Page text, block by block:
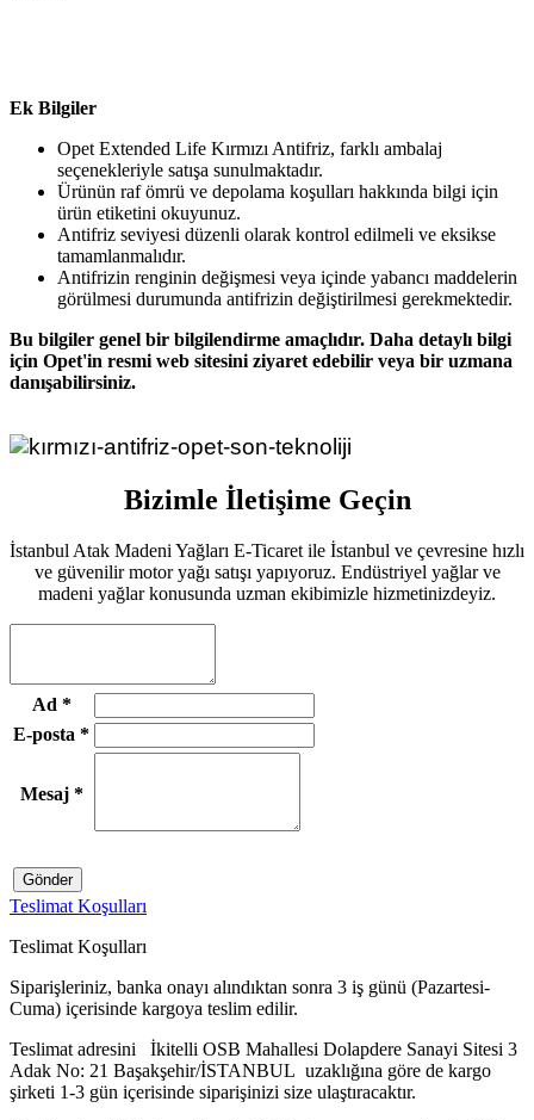
Ek Bilgiler
Opet Extended Life Kırmızı Antifriz, farklı ambalaj
seçenekleriyle satışa sunulmaktadır.
Ürünün raf ömrü ve depolama koşulları hakkında bilgi için
ürün etiketini okuyunuz.
Antifriz seviyesi düzenli olarak kontrol edilmeli ve eksikse
tamamlanmalıdır.
Antifrizin renginin değişmesi veya içinde yabancı maddelerin
görülmesi durumunda antifrizin değiştirilmesi gerekmektedir.
Bu bilgiler genel bir bilgilendirme amaçlıdır. Daha detaylı bilgi
için Opet'in resmi web sitesini ziyaret edebilir veya bir uzmana
danışabilirsiniz.
Bizimle İletişime Geçin
İstanbul Atak Madeni Yağları E-Ticaret ile İstanbul ve çevresine hızlı
ve güvenilir motor yağı satışı yapıyoruz. Endüstriyel yağlar ve
madeni yağlar konusunda uzman ekibimizle hizmetinizdeyiz.
Ad *
E-posta *
Mesaj*
Gönder
Teslimat Koşulları
Teslimat Koşulları
Siparişleriniz, banka onayı alındıktan sonra 3 iş günü (Pazartesi-
Cuma) içerisinde kargoya teslim edilir.
Teslimat adresini İkitelli OSB Mahallesi Dolapdere Sanayi Sitesi 3
Adak No: 21 Başakşehir/İSTANBUL uzaklığına göre de kargo
şirketi 1-3 gün içerisinde siparişinizi size ulaştıracaktır.